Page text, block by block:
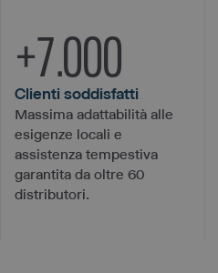
Clienti soddisfatti
+7.000
Massima adattabilità alle
esigenze locali e
assistenza tempestiva
garantita da oltre 60
distributori.